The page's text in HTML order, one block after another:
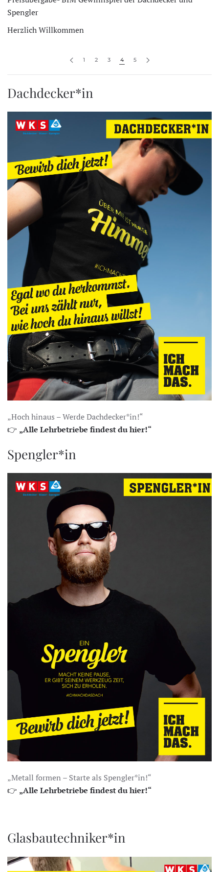
Spengler
Herzlich Willkommen
1 2 3 4 5
Dachdecker*in
„Hoch hinaus – Werde Dachdecker*in!“
👉 „Alle Lehrbetriebe findest du hier!“
Spengler*in
„Metall formen – Starte als Spengler*in!“
👉 „Alle Lehrbetriebe findest du hier!“
Glasbautechniker*in